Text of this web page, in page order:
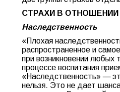
СТРАХИ В ОТНОШЕНИИ
Наследственность
«Плохая
распространенное и
при возникновении любых
процессе воспитания
«Наследственность» —
нельзя. Это не дает